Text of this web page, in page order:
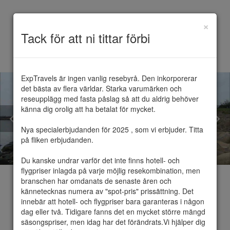
Tack för att ni tittar förbi
×
ExpTravels är ingen vanlig resebyrå. Den inkorporerar
det bästa av flera världar. Starka varumärken och
reseupplägg med fasta påslag så att du aldrig behöver
känna dig orolig att ha betalat för mycket.
Nya specialerbjudanden för 2025 , som vi erbjuder. Titta
på fliken erbjudanden.
Du kanske undrar varför det inte finns hotell- och
flygpriser inlagda på varje möjlig resekombination, men
branschen har omdanats de senaste åren och
kännetecknas numera av "spot-pris" prissättning. Det
innebär att hotell- och flygpriser bara garanteras i någon
dag eller två. Tidigare fanns det en mycket större mängd
säsongspriser, men idag har det förändrats.Vi hjälper dig